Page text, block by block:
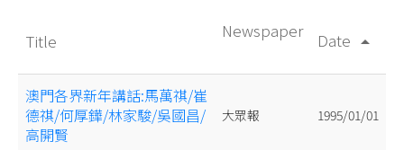
Title Newspaper Date arrow_drop_up
澳門各界新年講話:馬萬祺/崔
德祺/何厚鏵/林家駿/吳國昌/
高開賢
大眾報 1995/01/01